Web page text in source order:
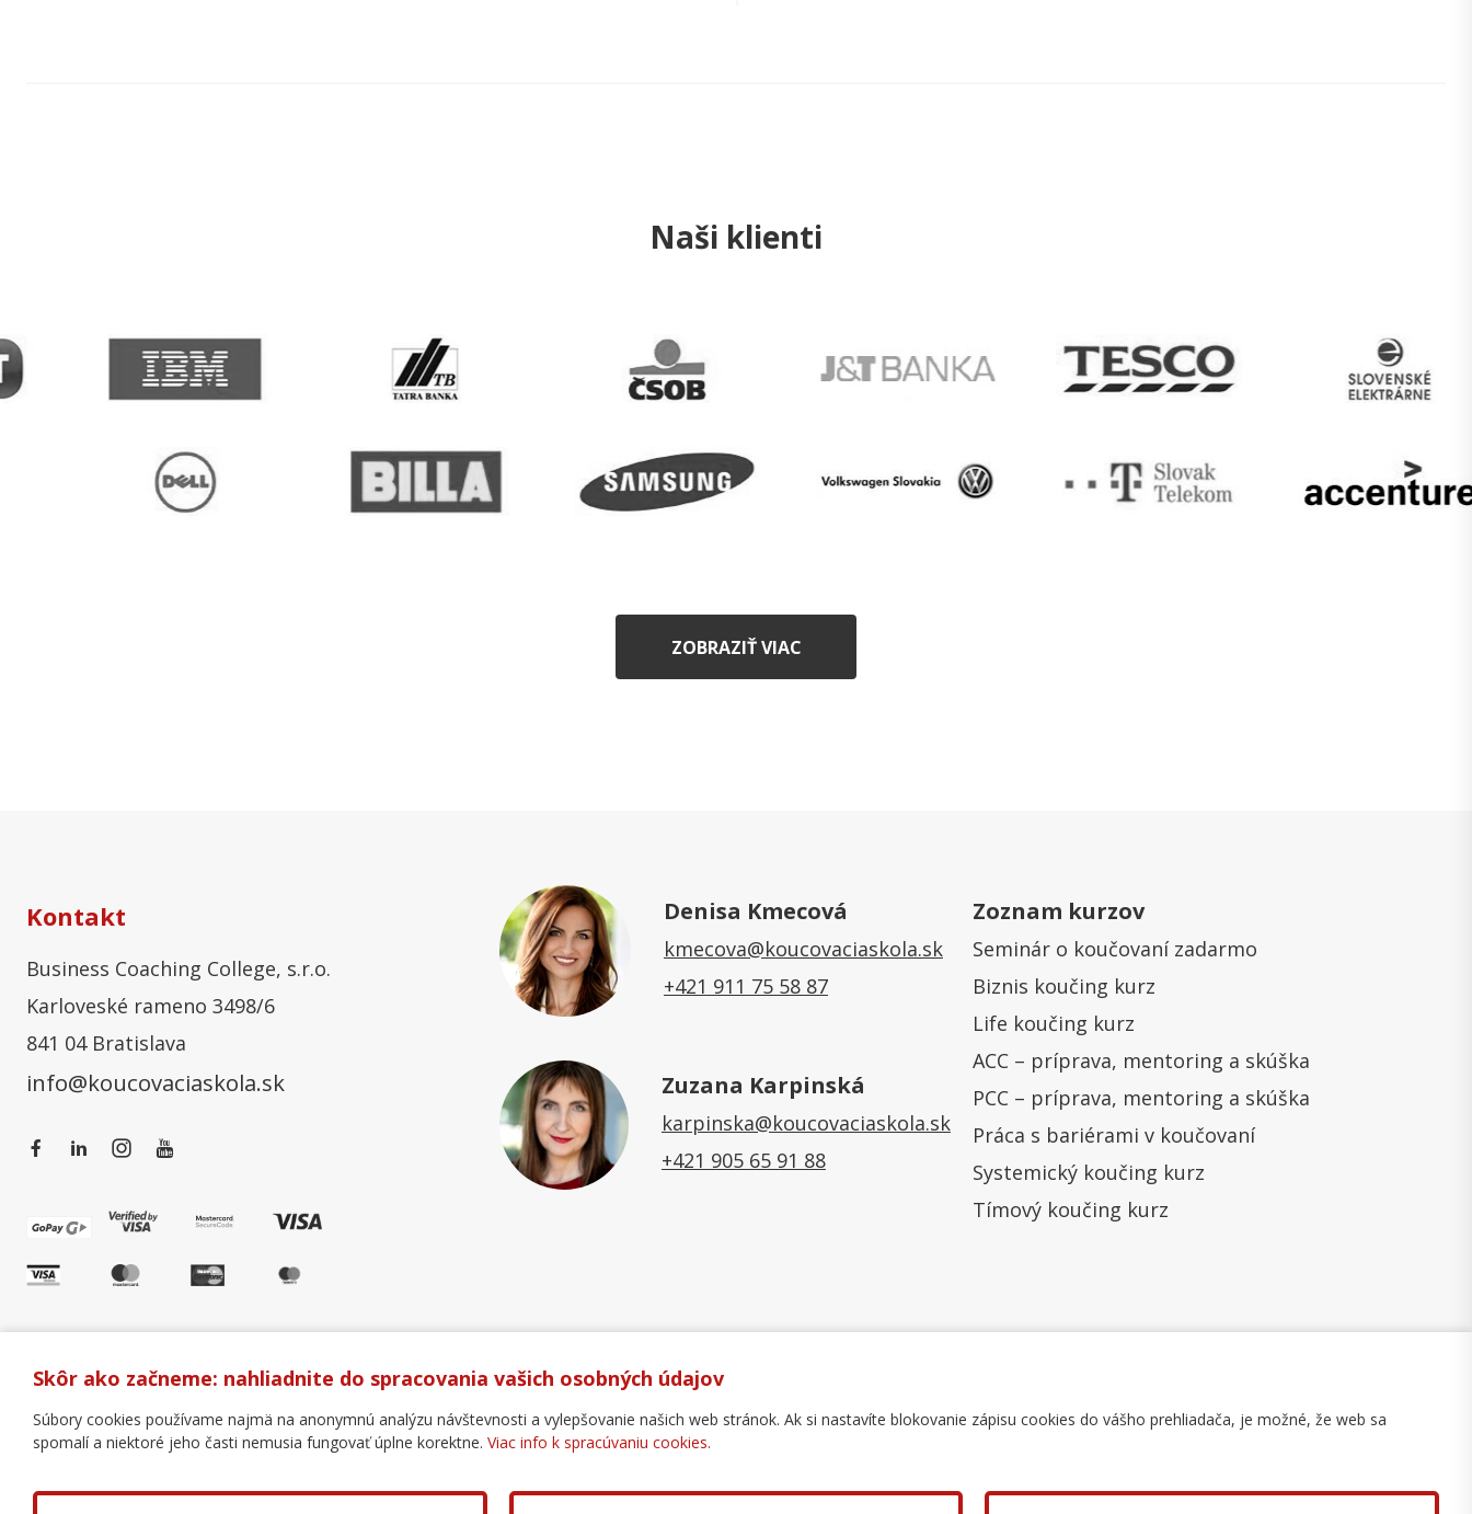
Naši klienti
ZOBRAZIŤ VIAC
Kontakt
Business Coaching College, s.r.o.
Karloveské rameno 3498/6
841 04 Bratislava
info@koucovaciaskola.sk
Denisa Kmecová
kmecova@koucovaciaskola.sk
+421 911 75 58 87
Zuzana Karpinská
karpinska@koucovaciaskola.sk
+421 905 65 91 88
Zoznam kurzov
Seminár o koučovaní zadarmo
Biznis koučing kurz
Life koučing kurz
ACC – príprava, mentoring a skúška
PCC – príprava, mentoring a skúška
Práca s bariérami v koučovaní
Systemický koučing kurz
Tímový koučing kurz
Všeobecné obchodné podmienky Správa cookies Ochrana osobných údajov
Copyright © 2018 - 2026 Business Coaching College, s.r.o.
Skôr ako začneme: nahliadnite do spracovania vašich osobných údajov
Súbory cookies používame najmä na anonymnú analýzu návštevnosti a vylepšovanie našich web stránok. Ak si nastavíte blokovanie zápisu cookies do vášho prehliadača, je možné, že web sa
spomalí a niektoré jeho časti nemusia fungovať úplne korektne. Viac info k spracúvaniu cookies.